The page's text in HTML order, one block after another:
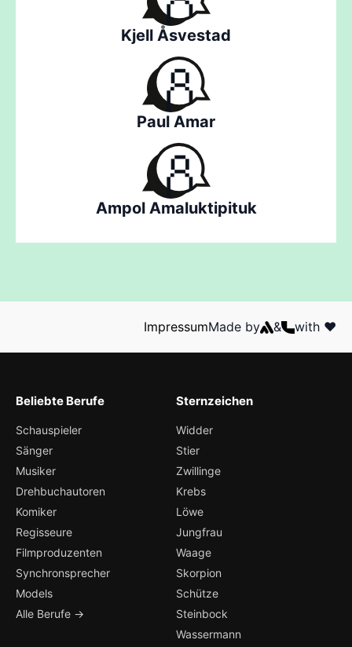
Kjell Åsvestad
Paul Amar
Ampol Amaluktipituk
ImpressumMade by & with ❤️
Beliebte Berufe
Schauspieler
Sänger
Musiker
Drehbuchautoren
Komiker
Regisseure
Filmproduzenten
Synchronsprecher
Models
Alle Berufe →
Sternzeichen
Widder
Stier
Zwillinge
Krebs
Löwe
Jungfrau
Waage
Skorpion
Schütze
Steinbock
Wassermann